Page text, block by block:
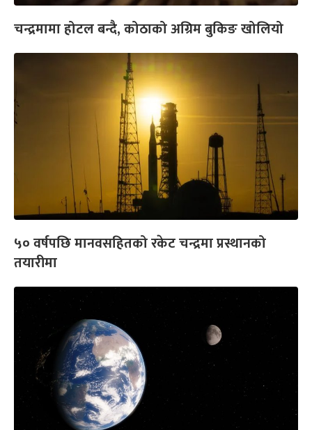
चन्द्रमामा होटल बन्दै, कोठाको अग्रिम बुकिङ खोलियो
५० वर्षपछि मानवसहितको रकेट चन्द्रमा प्रस्थानको
तयारीमा